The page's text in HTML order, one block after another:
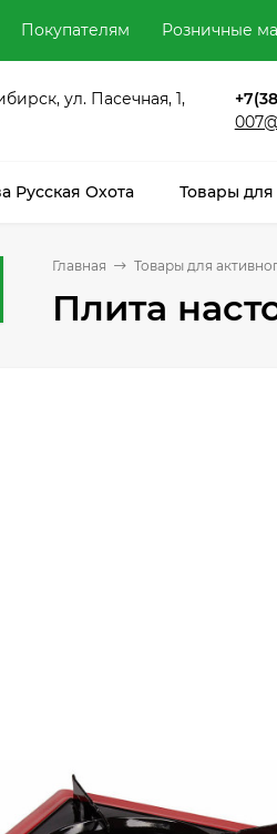
Покупателям Розничные
ул. Пасечная, 1,
Русская Охота Товары
Главная Товары для
Плита